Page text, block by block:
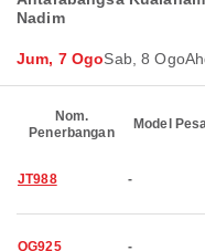
Nadim
Jum, 7 OgoSab, 8 Ogo
Nom.
Penerbangan
Model
JT988 -
QG925 -